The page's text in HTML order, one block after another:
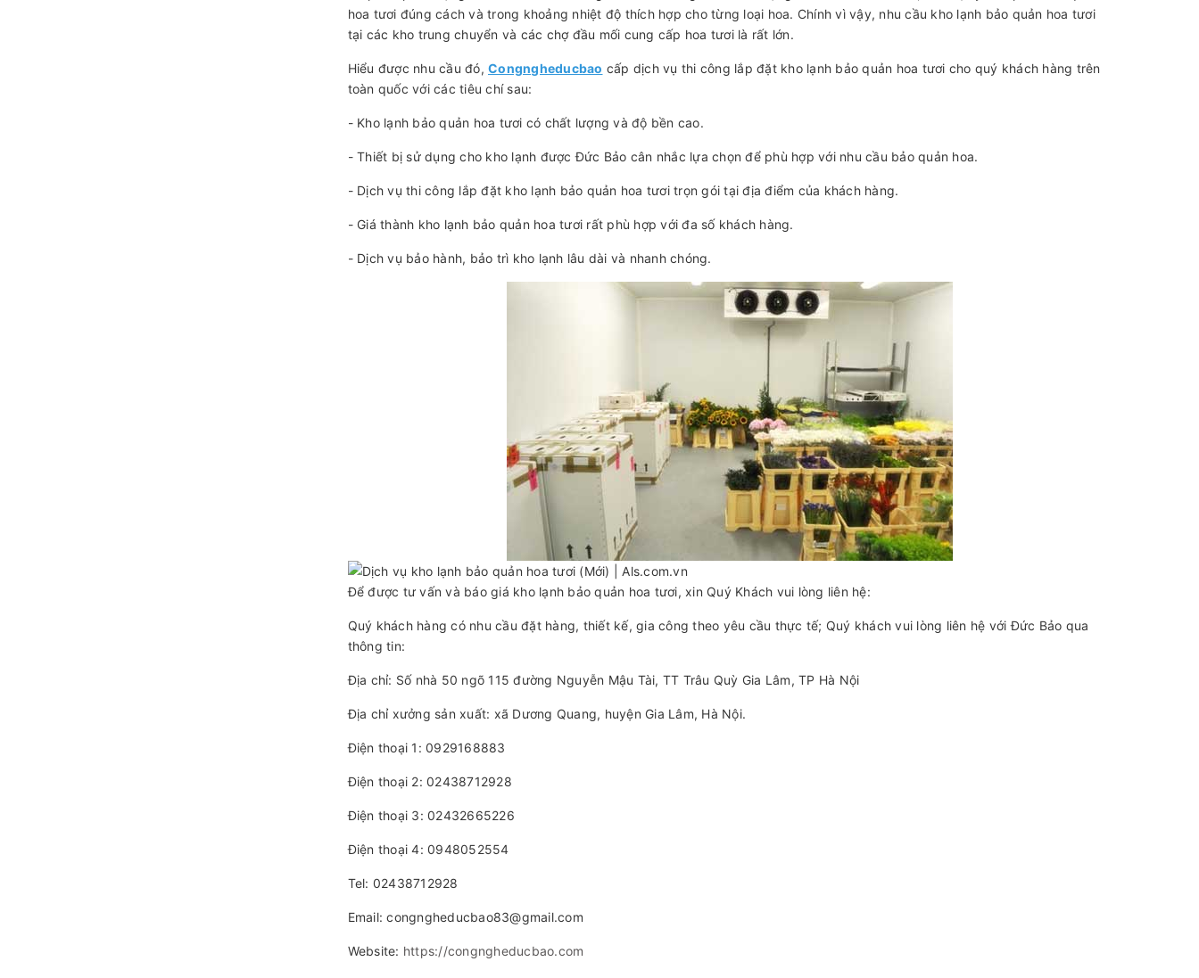
hoa tươi đúng cách và trong khoảng nhiệt độ thích hợp cho từng loại hoa. Chính vì vậy, nhu cầu kho lạnh bảo quản hoa tươi
tại các kho trung chuyển và các chợ đầu mối cung cấp hoa tươi là rất lớn.
Hiểu được nhu cầu đó, Congngheducbao cấp dịch vụ thi công lắp đặt kho lạnh bảo quản hoa tươi cho quý khách hàng trên
toàn quốc với các tiêu chí sau:
- Kho lạnh bảo quản hoa tươi có chất lượng và độ bền cao.
- Thiết bị sử dụng cho kho lạnh được Đức Bảo cân nhắc lựa chọn để phù hợp với nhu cầu bảo quản hoa.
- Dịch vụ thi công lắp đặt kho lạnh bảo quản hoa tươi trọn gói tại địa điểm của khách hàng.
- Giá thành kho lạnh bảo quản hoa tươi rất phù hợp với đa số khách hàng.
- Dịch vụ bảo hành, bảo trì kho lạnh lâu dài và nhanh chóng.
Để được tư vấn và báo giá kho lạnh bảo quản hoa tươi, xin Quý Khách vui lòng liên hệ:
Quý khách hàng có nhu cầu đặt hàng, thiết kế, gia công theo yêu cầu thực tế; Quý khách vui lòng liên hệ với Đức Bảo qua
thông tin:
Địa chỉ: Số nhà 50 ngõ 115 đường Nguyễn Mậu Tài, TT Trâu Quỳ Gia Lâm, TP Hà Nội
Địa chỉ xưởng sản xuất: xã Dương Quang, huyện Gia Lâm, Hà Nội.
Điện thoại 1: 0929168883
Điện thoại 2: 02438712928
Điện thoại 3: 02432665226
Điện thoại 4: 0948052554
Tel: 02438712928
Email: congngheducbao83@gmail.com
Website: https://congngheducbao.com